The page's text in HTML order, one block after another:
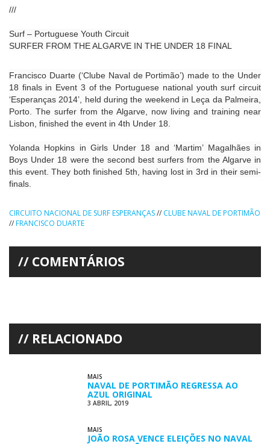
///
Surf – Portuguese Youth Circuit
SURFER FROM THE ALGARVE IN THE UNDER 18 FINAL
Francisco Duarte (‘Clube Naval de Portimão’) made to the Under
18 finals in Event 3 of the Portuguese national youth surf circuit
‘Esperanças 2014’, held during the weekend in Leça da Palmeira,
Porto. The surfer from the Algarve, now living and training near
Lisbon, finished the event in 4th Under 18.
Yolanda Hopkins in Girls Under 18 and ‘Martim’ Magalhães in
Boys Under 18 were the second best surfers from the Algarve in
this event. They both finished 5th, having lost in 3rd in their semi-
finals.
CIRCUITO NACIONAL DE SURF ESPERANÇAS// CLUBE NAVAL DE PORTIMÃO
//FRANCISCO DUARTE
COMENTÁRIOS
RELACIONADO
MAIS
NAVAL DE PORTIMÃO REGRESSA AO
AZUL ORIGINAL
3 ABRIL, 2019
MAIS
JOÃO ROSA VENCE ELEIÇÕES NO NAVAL